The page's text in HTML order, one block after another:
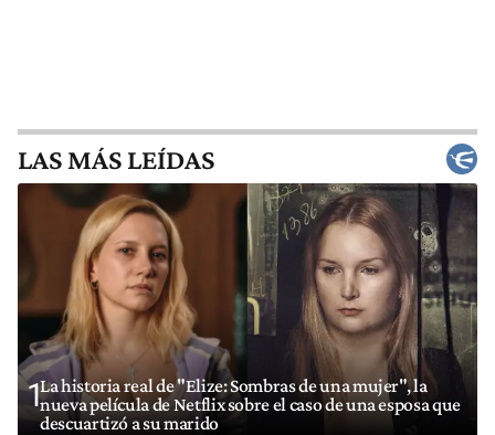
LAS MÁS LEÍDAS
1La historia real de "Elize: Sombras de una mujer", la
nueva película de Netflix sobre el caso de una esposa que
descuartizó a su marido